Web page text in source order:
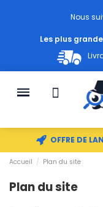
Nous
Les plus
OFFRE DE
Accueil Plan du site
Plan du site